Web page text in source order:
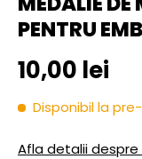
PENTRU
Pret initial
10,00 lei
Disponibil la
Afla detalii